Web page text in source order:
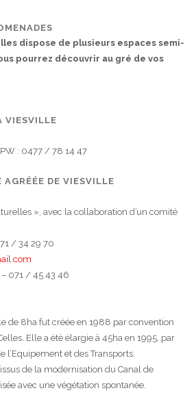
dispose de plusieurs espaces semi-
pourrez découvrir au gré de vos
VIESVILLE
: 0477 / 78 14 47
AGRÉÉE DE VIESVILLE
», avec la collaboration d’un comité
/ 34 29 70
– 071 / 45 43 46
de 8ha fut créée en 1988 par convention
Elle a été élargie à 45ha en 1995, par
l’Equipement et des Transports.
de la modernisation du Canal de
avec une végétation spontanée.